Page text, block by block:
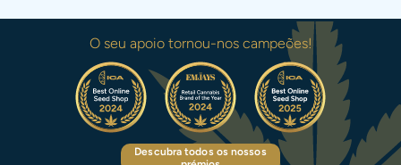
O seu apoio tornou-nos campeões!
Descubra todos os nossos